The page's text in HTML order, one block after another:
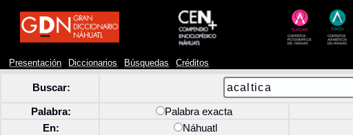
Presentación Diccionarios Búsquedas Créditos
Buscar:
Palabra: Palabra exacta
En:
Náhuatl